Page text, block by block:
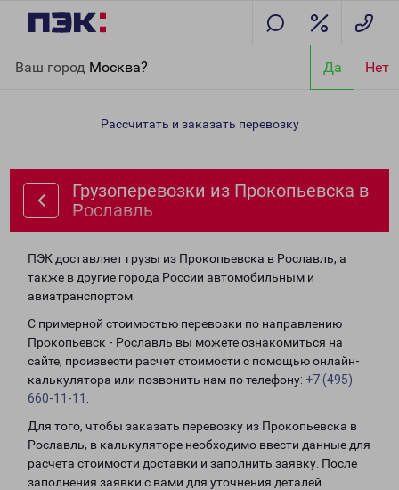
Ваш город Москва? Да Нет
Рославль
Рассчитать и заказать перевозку
Грузоперевозки из Прокопьевска в
Рославль
ПЭК доставляет грузы из Прокопьевска в Рославль, а
также в другие города России автомобильным и
авиатранспортом.
С примерной стоимостью перевозки по направлению
Прокопьевск - Рославль вы можете ознакомиться на
сайте, произвести расчет стоимости с помощью онлайн-
калькулятора или позвонить нам по телефону: +7 (495)
660-11-11
Для того, чтобы заказать перевозку из Прокопьевска в
Рославль, в калькуляторе необходимо ввести данные для
расчета стоимости доставки и заполнить заявку. После
заполнения заявки с вами для уточнения деталей